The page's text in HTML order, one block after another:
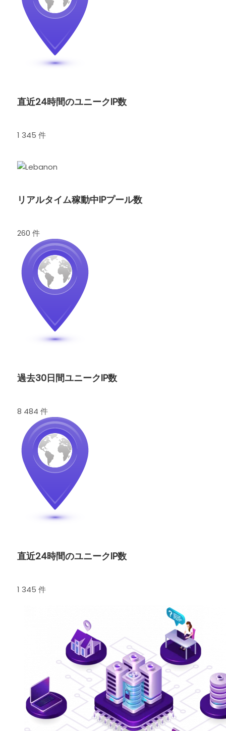
直近24時間のユニークIP数
1 345 件
リアルタイム稼動中IPプール数
260 件
過去30日間ユニークIP数
8 484 件
直近24時間のユニークIP数
1 345 件